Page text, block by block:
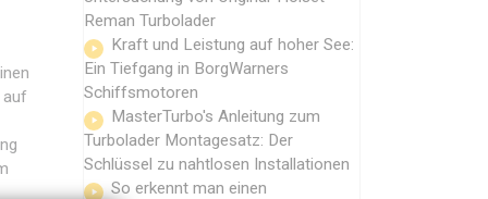
auf
Reman Turbolader
Kraft und Leistung auf hoher See:
Ein Tiefgang in BorgWarners
Schiffsmotoren
MasterTurbo's Anleitung zum
Turbolader Montagesatz: Der
Schlüssel zu nahtlosen Installationen
So erkennt man einen